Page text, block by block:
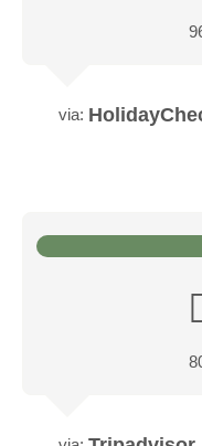
große komfortable
Schreibtisch und
via: